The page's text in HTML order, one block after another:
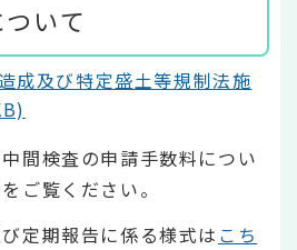
いて
成及び特定盛土等規制法施
間検査の申請手数料につい
ご覧ください。
定期報告に係る様式は こち